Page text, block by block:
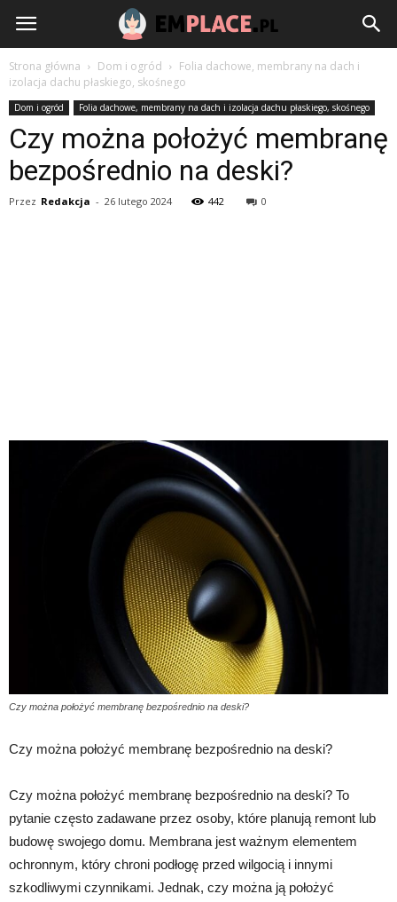
EmPlace.pl
Strona główna Dom i ogród
Folia dachowe, membrany na dach i
izolacja dachu płaskiego, skośnego
Dom i ogród Folia dachowe, membrany na dach i izolacja dachu płaskiego, skośnego
Czy można położyć membranę
bezpośrednio na deski?
Przez Redakcja - 26 lutego 2024 442 0
Czy można położyć membranę bezpośrednio na deski?
Czy można położyć membranę bezpośrednio na deski?
Czy można położyć membranę bezpośrednio na deski? To
pytanie często zadawane przez osoby, które planują remont lub
budowę swojego domu. Membrana jest ważnym elementem
ochronnym, który chroni podłogę przed wilgocią i innymi
szkodliwymi czynnikami. Jednak, czy można ją położyć